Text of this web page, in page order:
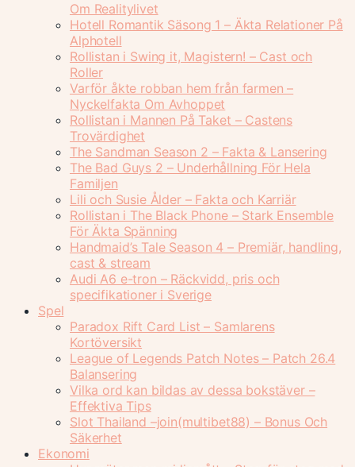
Om Realitylivet
Hotell Romantik Säsong 1 – Äkta Relationer På
Alphotell
Rollistan i Swing it, Magistern! – Cast och
Roller
Varför åkte robban hem från farmen –
Nyckelfakta Om Avhoppet
Rollistan i Mannen På Taket – Castens
Trovärdighet
The Sandman Season 2 – Fakta & Lansering
The Bad Guys 2 – Underhållning För Hela
Familjen
Lili och Susie Ålder – Fakta och Karriär
Rollistan i The Black Phone – Stark Ensemble
För Äkta Spänning
Handmaid’s Tale Season 4 – Premiär, handling,
cast & stream
Audi A6 e-tron – Räckvidd, pris och
specifikationer i Sverige
Spel
Paradox Rift Card List – Samlarens
Kortöversikt
League of Legends Patch Notes – Patch 26.4
Balansering
Vilka ord kan bildas av dessa bokstäver –
Effektiva Tips
Slot Thailand –join(multibet88) – Bonus Och
Säkerhet
Ekonomi